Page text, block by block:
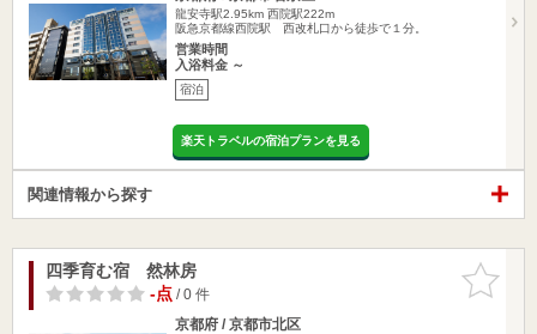
龍安寺駅2.95km 西院駅222m
阪急京都線西院駅 西改札口から徒歩で１分。
営業時間
入浴料金 ～
宿泊
楽天トラベルの宿泊プランを見る
関連情報から探す
お気に入
りに追加
四季育む宿 然林房
-点/ 0 件
京都府 / 京都市北区